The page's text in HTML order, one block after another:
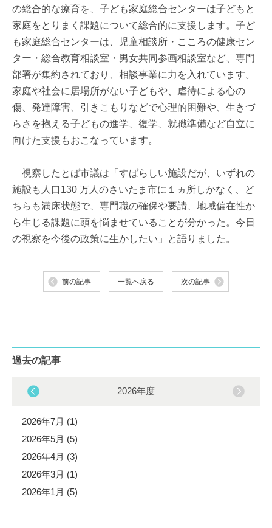
の総合的な療育を、子ども家庭総合センターは子どもと
家庭をとりまく課題について総合的に支援します。子ど
も家庭総合センターは、児童相談所・こころの健康セン
ター・総合教育相談室・男女共同参画相談室など、専門
部署が集約されており、相談事業に力を入れています。
家庭や社会に居場所がない子どもや、虐待による心の
傷、発達障害、引きこもりなどで心理的困難や、生きづ
らさを抱える子どもの進学、復学、就職準備など自立に
向けた支援もおこなっています。
視察したとば市議は「すばらしい施設だが、いずれの
施設も人口130 万人のさいたま市に１ヵ所しかなく、ど
ちらも満床状態で、専門職の確保や要請、地域偏在性か
ら生じる課題に頭を悩ませていることが分かった。今日
の視察を今後の政策に生かしたい」と語りました。
前の記事 一覧へ戻る 次の記事
過去の記事
2026年度
2026年7月 (1)
2026年5月 (5)
2026年4月 (3)
2026年3月 (1)
2026年1月 (5)